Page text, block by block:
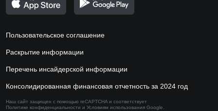
Пользовательское соглашение
Раскрытие информации
Перечень инсайдерской информации
Консолидированная финансовая отчетность за 2024 год
Наш сайт защищен с помощью reCAPTCHA и соответствует
Политике конфиденциальности и Условиям использования Google.